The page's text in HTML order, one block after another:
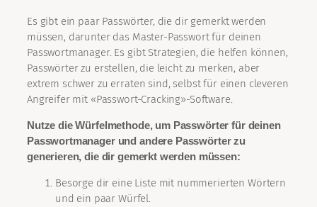
Es gibt ein paar Passwörter, die dir gemerkt werden
müssen, darunter das Master-Passwort für deinen
Passwortmanager. Es gibt Strategien, die helfen können,
Passwörter zu erstellen, die leicht zu merken, aber
extrem schwer zu erraten sind, selbst für einen cleveren
Angreifer mit «Passwort-Cracking»-Software.
Nutze die Würfelmethode, um Passwörter für deinen
Passwortmanager und andere Passwörter zu
generieren, die dir gemerkt werden müssen:
Besorge dir eine Liste mit nummerierten Wörtern
und ein paar Würfel.